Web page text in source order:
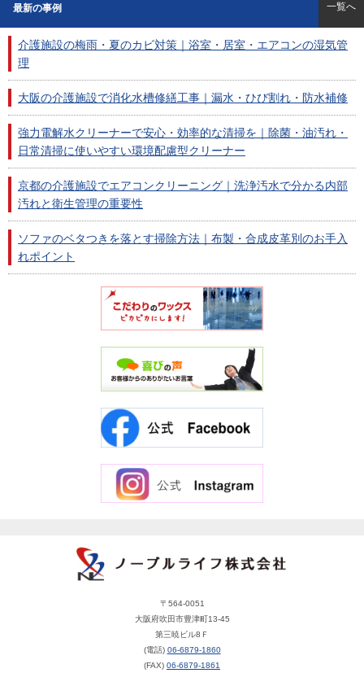
最新の事例 一覧へ
介護施設の梅雨・夏のカビ対策｜浴室・居室・エアコンの湿気管
理
大阪の介護施設で消化水槽修繕工事｜漏水・ひび割れ・防水補修
強力電解水クリーナーで安心・効率的な清掃を｜除菌・油汚れ・
日常清掃に使いやすい環境配慮型クリーナー
京都の介護施設でエアコンクリーニング｜洗浄汚水で分かる内部
汚れと衛生管理の重要性
ソファのベタつきを落とす掃除方法｜布製・合成皮革別のお手入
れポイント
〒564-0051
大阪府吹田市豊津町13-45
第三暁ビル8Ｆ
(電話) 06-6879-1860
(FAX) 06-6879-1861